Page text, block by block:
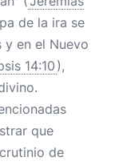
de la ira se
en el Nuevo
14:10 ),
que
de